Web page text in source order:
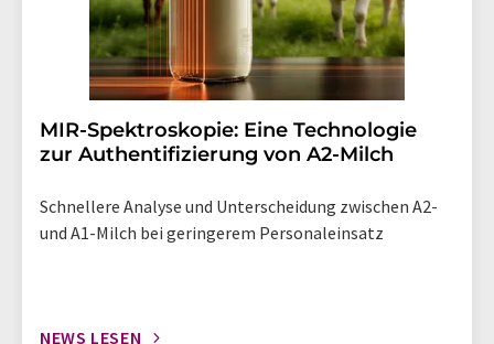
MIR-Spektroskopie: Eine Technologie
zur Authentifizierung von A2-Milch
Schnellere Analyse und Unterscheidung zwischen A2-
und A1-Milch bei geringerem Personaleinsatz
NEWS LESEN